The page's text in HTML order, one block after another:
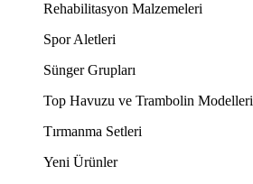
Rehabilitasyon Malzemeleri
Spor Aletleri
Sünger Grupları
Top Havuzu ve Trambolin Modelleri
Tırmanma Setleri
Yeni Ürünler